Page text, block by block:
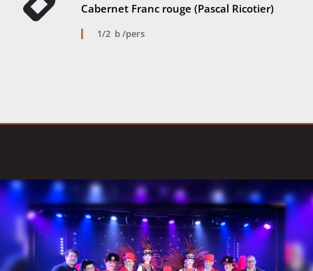
Cabernet Franc rouge (Pascal Ricotier)
1/2 b /pers